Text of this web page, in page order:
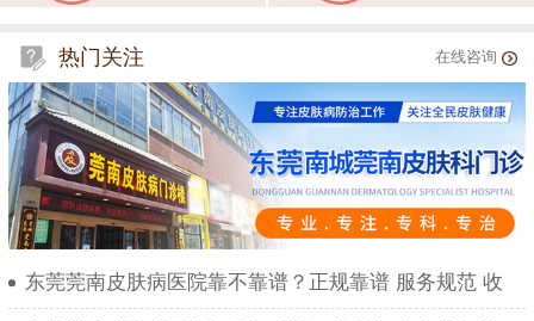
热门关注 在线咨询
东莞莞南皮肤病医院靠不靠谱？正规靠谱 服务规范 收